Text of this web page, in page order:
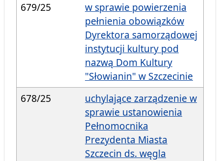
679/25
w sprawie powierzenia
pełnienia obowiązków
Dyrektora samorządowej
instytucji kultury pod
nazwą Dom Kultury
"Słowianin" w Szczecinie
678/25
uchylające zarządzenie w
sprawie ustanowienia
Pełnomocnika
Prezydenta Miasta
Szczecin ds. węgla